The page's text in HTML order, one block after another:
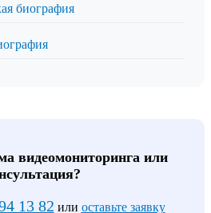
биография
видеомониторинга или
13 82 или оставьте заявку